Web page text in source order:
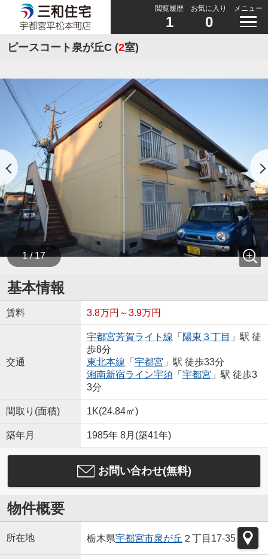
閲覧履歴
1
お気に入り
0
メニュー
ピースコート泉が丘C (2室)
1 / 17
基本情報
賃料 3.8万円～3.9万円
交通
宇都宮芳賀ライト線 「 陽東３丁目 」駅 徒
歩8分
東北本線 「 宇都宮 」駅 徒歩33分
湘南新宿ライン宇須「 宇都宮 」駅 徒歩3
3分
間取り(面積) 1K(24.84㎡)
築年月 1985年 8月(築41年)
お問い合わせ(無料)
物件概要
所在地 栃木県宇都宮市泉が丘 ２丁目17-35